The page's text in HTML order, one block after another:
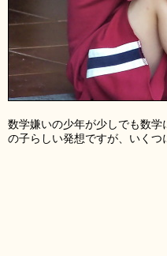
数学嫌いの少年が少しでも数
の子らしい発想ですが、いく